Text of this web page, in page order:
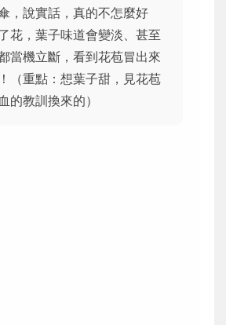
，說實話，真的不怎麼好
花，葉子味道會變淡、甚至
當機立斷，看到花苞冒出來
（重點：想葉子甜，見花苞
的教訓換來的）